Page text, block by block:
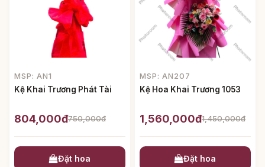
MSP: AN1
Kệ Khai Trương Phát Tài
804,000đ750,000đ
Đặt hoa
MSP: AN207
Kệ Hoa Khai Trương 1053
1,560,000đ1,450,000đ
Đặt hoa